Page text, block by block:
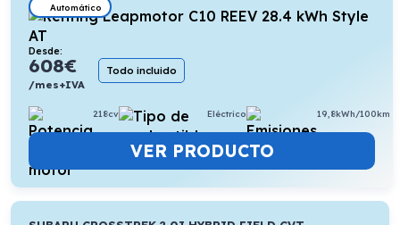
Automático
Desde:
608€
/mes+IVA
Todo incluido
218cv Eléctrico 19,8kWh/100km
VER PRODUCTO